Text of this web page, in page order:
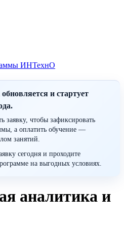
ИНТехнО
и стартует
заявку, чтобы зафиксировать
а оплатить обучение —
занятий.
сегодня и проходите
на выгодных условиях.
аналитика и